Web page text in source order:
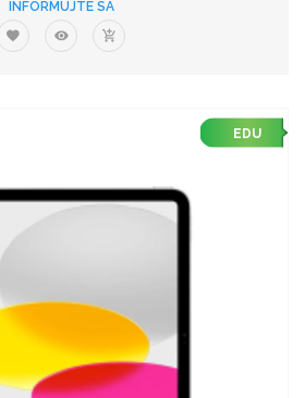
INFORMUJTE SA
EDU